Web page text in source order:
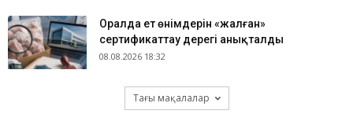
Оралда ет өнімдерін «жалған»
сертификаттау дерегі анықталды
08.08.2026 18:32
Тағы мақалалар